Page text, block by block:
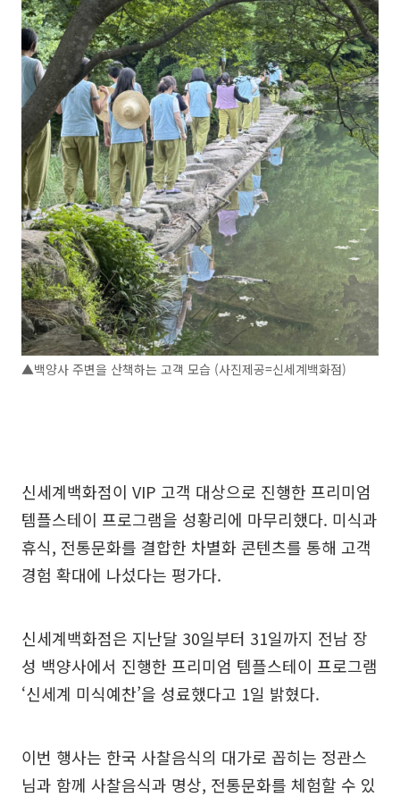
▲백양사 주변을 산책하는 고객 모습 (사진제공=신세계백화점)
신세계백화점이 VIP 고객 대상으로 진행한 프리미엄
템플스테이 프로그램을 성황리에 마무리했다. 미식과
휴식, 전통문화를 결합한 차별화 콘텐츠를 통해 고객
경험 확대에 나섰다는 평가다.
신세계백화점은 지난달 30일부터 31일까지 전남 장
성 백양사에서 진행한 프리미엄 템플스테이 프로그램
‘신세계 미식예찬’을 성료했다고 1일 밝혔다.
이번 행사는 한국 사찰음식의 대가로 꼽히는 정관스
님과 함께 사찰음식과 명상, 전통문화를 체험할 수 있